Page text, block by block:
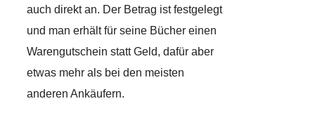
auch direkt an. Der Betrag ist festgelegt
und man erhält für seine Bücher einen
Warengutschein statt Geld, dafür aber
etwas mehr als bei den meisten
anderen Ankäufern.